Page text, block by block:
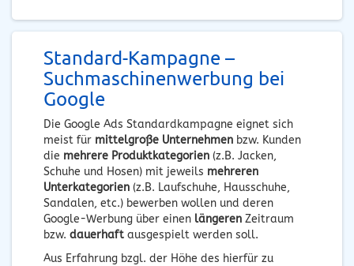
Standard-Kampagne –
Suchmaschinenwerbung bei
Google
Die Google Ads Standardkampagne eignet sich
meist für mittelgroße Unternehmen bzw. Kunden
die mehrere Produktkategorien (z.B. Jacken,
Schuhe und Hosen) mit jeweils mehreren
Unterkategorien (z.B. Laufschuhe, Hausschuhe,
Sandalen, etc.) bewerben wollen und deren
Google-Werbung über einen längeren Zeitraum
bzw. dauerhaft ausgespielt werden soll.
Aus Erfahrung bzgl. der Höhe des hierfür zu